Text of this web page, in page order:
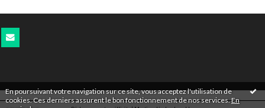
En poursuivant votre navigation sur ce site, vous acceptez l'utilisation de
cookies. Ces derniers assurent le bon fonctionnement de nos services.En